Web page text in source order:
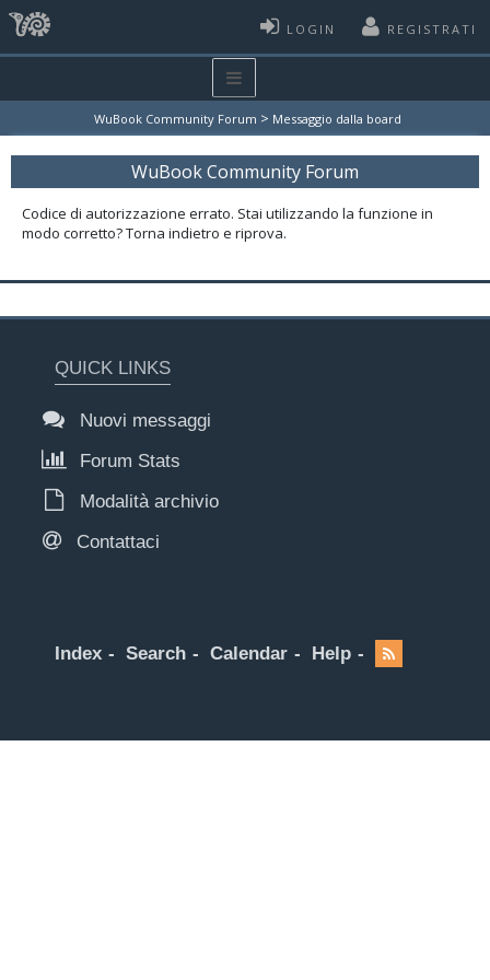
LOGIN REGISTRATI
WuBook Community Forum > Messaggio dalla board
WuBook Community Forum
Codice di autorizzazione errato. Stai utilizzando la funzione in
modo corretto? Torna indietro e riprova.
QUICK LINKS
Nuovi messaggi
Forum Stats
Modalità archivio
Contattaci
Index Search Calendar Help